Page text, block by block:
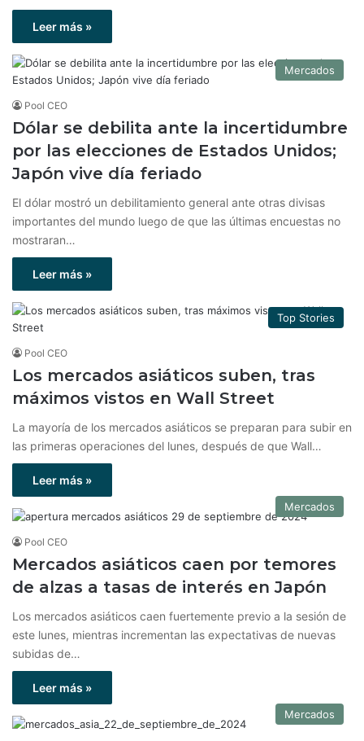
Leer más »
Mercados
Pool CEO
Dólar se debilita ante la incertidumbre
por las elecciones de Estados Unidos;
Japón vive día feriado
El dólar mostró un debilitamiento general ante otras divisas
importantes del mundo luego de que las últimas encuestas no
mostraran…
Leer más »
Top Stories
Pool CEO
Los mercados asiáticos suben, tras
máximos vistos en Wall Street
La mayoría de los mercados asiáticos se preparan para subir en
las primeras operaciones del lunes, después de que Wall…
Leer más »
Mercados
Pool CEO
Mercados asiáticos caen por temores
de alzas a tasas de interés en Japón
Los mercados asiáticos caen fuertemente previo a la sesión de
este lunes, mientras incrementan las expectativas de nuevas
subidas de…
Leer más »
Mercados